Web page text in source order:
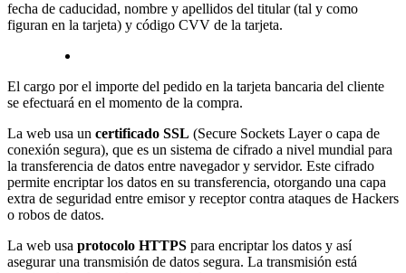
fecha de caducidad, nombre y apellidos del titular (tal y como
figuran en la tarjeta) y código CVV de la tarjeta.
El cargo por el importe del pedido en la tarjeta bancaria del cliente
se efectuará en el momento de la compra.
La web usa un certificado SSL (Secure Sockets Layer o capa de
conexión segura), que es un sistema de cifrado a nivel mundial para
la transferencia de datos entre navegador y servidor. Este cifrado
permite encriptar los datos en su transferencia, otorgando una capa
extra de seguridad entre emisor y receptor contra ataques de Hackers
o robos de datos.
La web usa protocolo HTTPS para encriptar los datos y así
asegurar una transmisión de datos segura. La transmisión está